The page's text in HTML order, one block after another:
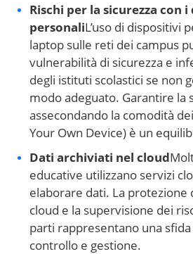
Rischi per la sicurezza con
personaliL’uso di dispositivi
laptop sulle reti dei campus
vulnerabilità di sicurezza e
degli istituti scolastici se non
modo adeguato. Garantire la
assecondando la comodità
Your Own Device) è un
Dati archiviati nel cloud
educative utilizzano servizi
elaborare dati. La protezione
cloud e la supervisione dei
parti rappresentano una
controllo e gestione.